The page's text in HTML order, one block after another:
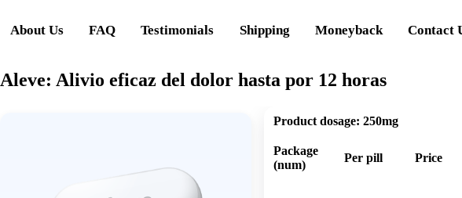
About Us FAQ Testimonials Shipping Moneyback Contact
Aleve: Alivio eficaz del dolor hasta por 12 horas
Product dosage: 250mg
Package
(num)
Per pill Price